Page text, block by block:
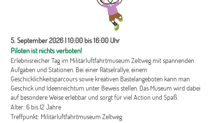
5. September 2026 | 10:00 bis 16:00 Uhr
Piloten ist nichts verboten!
Erlebnisreicher Tag im Militärluftfahrtmuseum Zeltweg mit spannenden
Aufgaben und Stationen. Bei einer Rätselrallye, einem
Geschicklichkeitsparcours sowie kreativen Bastelangeboten kann man
Geschick und Ideenreichtum unter Beweis stellen. Das Museum wird dabei
auf besondere Weise erlebbar und sorgt für viel Action und Spaß.
Alter: 6 bis 12 Jahre
Treffpunkt: Militärluftfahrtmuseum Zeltweg